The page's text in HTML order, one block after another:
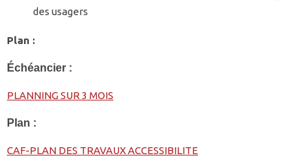
des usagers
Plan :
Échéancier :
PLANNING SUR 3 MOIS
Plan :
CAF-PLAN DES TRAVAUX ACCESSIBILITE